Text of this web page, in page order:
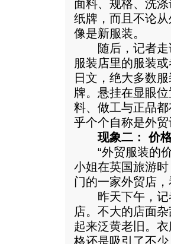
面料、规格、洗
纸牌，而且不论
像是新服装。
随后，记者走
服装店里的服装
日文，绝大多数
牌。悬挂在显眼
料、做工与正品
乎个个自称是外贸
现象二： 价
“外贸服装的价
小姐在英国旅游
门的一家外贸店
昨天下午，记者
店。不大的店面
起来泛黄老旧。
格还是吸引了不